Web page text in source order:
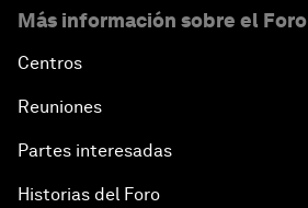
Más información sobre el Foro
Centros
Reuniones
Partes interesadas
Historias del Foro